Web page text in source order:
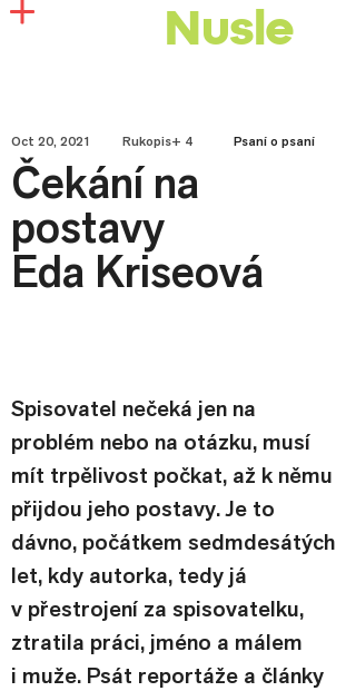
Nusle
Oct 20, 2021 Rukopis+ 4 Psaní o psaní
Čekání na
postavy
Eda Kriseová
Spisovatel nečeká jen na
problém nebo na otázku, musí
mít trpělivost počkat, až k němu
přijdou jeho postavy. Je to
dávno, počátkem sedmdesátých
let, kdy autorka, tedy já
v přestrojení za spisovatelku,
ztratila práci, jméno a málem
i muže. Psát reportáže a články